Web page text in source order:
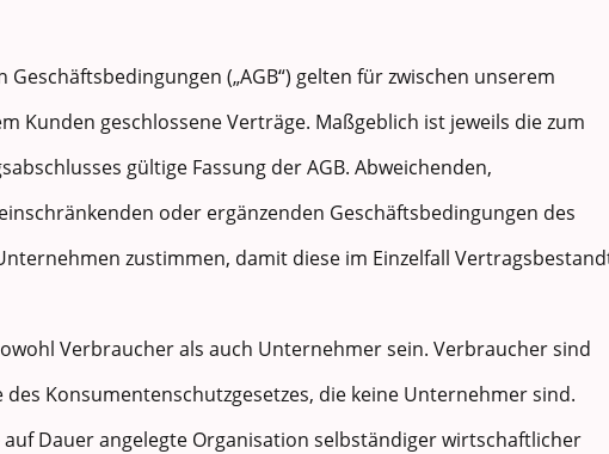
Geschäftsbedingungen („AGB“) gelten für zwischen unserem
Kunden geschlossene Verträge. Maßgeblich ist jeweils die zum
gültige Fassung der AGB. Abweichenden,
oder ergänzenden Geschäftsbedingungen des
zustimmen, damit diese im Einzelfall
Verbraucher als auch Unternehmer sein. Verbraucher sind
Konsumentenschutzgesetzes, die keine Unternehmer sind.
Dauer angelegte Organisation selbständiger wirtschaftlicher